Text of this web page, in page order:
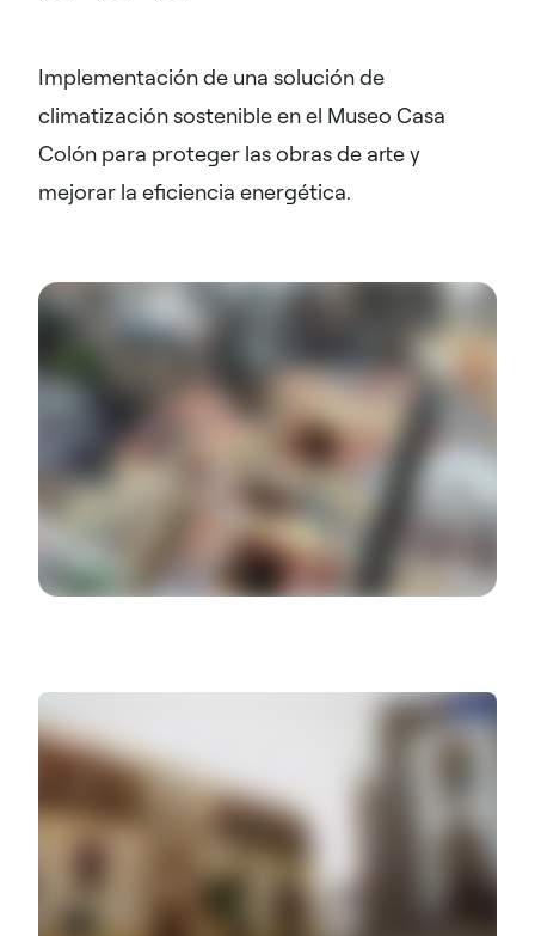
Implementación de una solución de
climatización sostenible en el Museo Casa
Colón para proteger las obras de arte y
mejorar la eficiencia energética.